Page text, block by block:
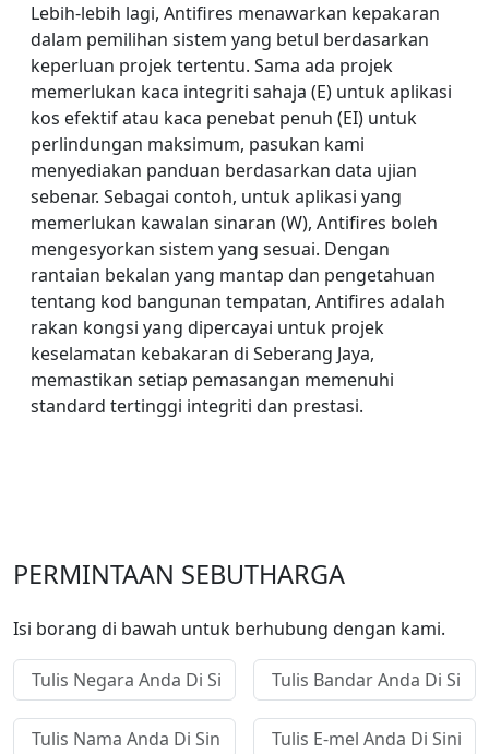
Lebih-lebih lagi, Antifires menawarkan kepakaran
dalam pemilihan sistem yang betul berdasarkan
keperluan projek tertentu. Sama ada projek
memerlukan kaca integriti sahaja (E) untuk aplikasi
kos efektif atau kaca penebat penuh (EI) untuk
perlindungan maksimum, pasukan kami
menyediakan panduan berdasarkan data ujian
sebenar. Sebagai contoh, untuk aplikasi yang
memerlukan kawalan sinaran (W), Antifires boleh
mengesyorkan sistem yang sesuai. Dengan
rantaian bekalan yang mantap dan pengetahuan
tentang kod bangunan tempatan, Antifires adalah
rakan kongsi yang dipercayai untuk projek
keselamatan kebakaran di Seberang Jaya,
memastikan setiap pemasangan memenuhi
standard tertinggi integriti dan prestasi.
PERMINTAAN SEBUTHARGA
Isi borang di bawah untuk berhubung dengan kami.